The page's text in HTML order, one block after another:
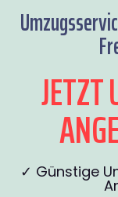
JETZT
✓ Günstige